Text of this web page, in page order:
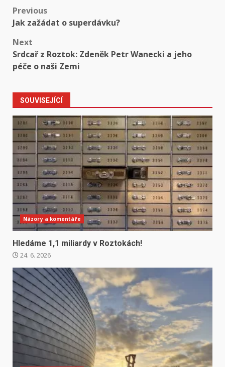
Post
navigation
Previous
Jak zažádat o superdávku?
Next
Srdcař z Roztok: Zdeněk Petr Wanecki a jeho
péče o naši Zemi
SOUVISEJÍCÍ
Názory a komentáře
Hledáme 1,1 miliardy v Roztokách!
24. 6. 2026